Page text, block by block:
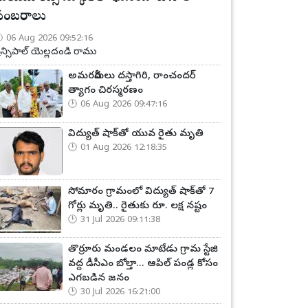
06 Aug 2026 09:52:16
యెల్లదండి రాము
అమరవీరులు దస్తాగిరి, రాంచందర్
త్యాగం చిరస్మరణం
06 Aug 2026 09:47:16
విద్యుత్ షాక్‌తో యువ రైతు మృతి
01 Aug 2026 12:18:35
సోమారం గ్రామంలో విద్యుత్ షాక్‌తో 7
గోర్లు మృతి.. రైతుకు రూ. లక్ష నష్టం
31 Jul 2026 09:11:38
తొర్రూరు మండలం మాటేడు గ్రామ స్టేజి
వద్ద డీసీఎం బోల్తా... ఆపిల్ పండ్ల కోసం
ఎగబడిన జనం
30 Jul 2026 16:21:00